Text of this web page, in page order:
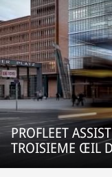
PROFLEET
TROISIEME ŒIL